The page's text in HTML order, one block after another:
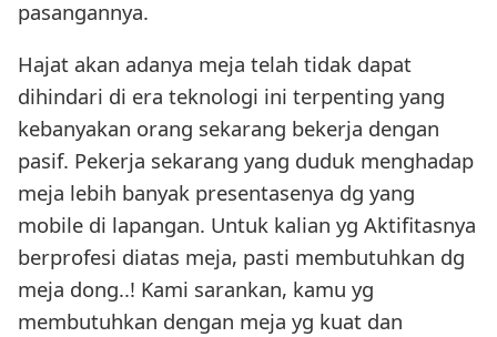
pasangannya.
Hajat akan adanya meja telah tidak dapat
dihindari di era teknologi ini terpenting yang
kebanyakan orang sekarang bekerja dengan
pasif. Pekerja sekarang yang duduk menghadap
meja lebih banyak presentasenya dg yang
mobile di lapangan. Untuk kalian yg Aktifitasnya
berprofesi diatas meja, pasti membutuhkan dg
meja dong..! Kami sarankan, kamu yg
membutuhkan dengan meja yg kuat dan